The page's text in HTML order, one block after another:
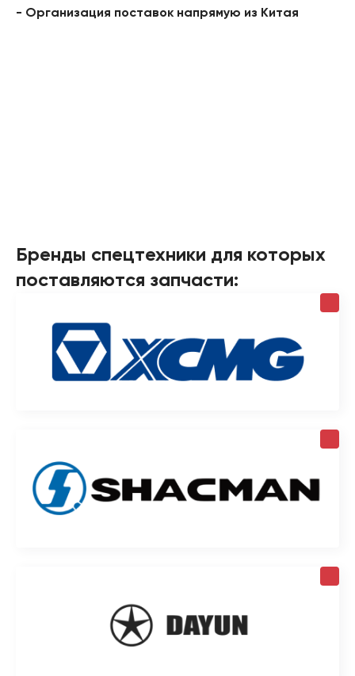
- Организация поставок напрямую из Китая
Бренды спецтехники для которых
поставляются запчасти: